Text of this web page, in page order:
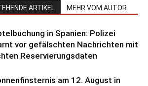
ARTIKEL MEHR VOM AUTOR
in Spanien: Polizei
vor gefälschten Nachrichten mit
Reservierungsdaten
am 12. August in